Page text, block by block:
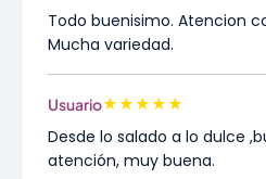
Todo buenisimo. Atencion
Mucha variedad.
Usuario★★★★★
Desde lo salado a lo dulce
atención, muy buena.